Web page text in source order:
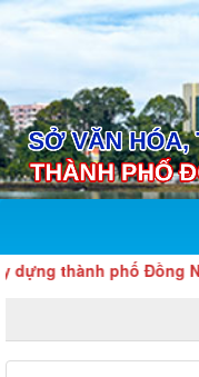
thành phố Đồng